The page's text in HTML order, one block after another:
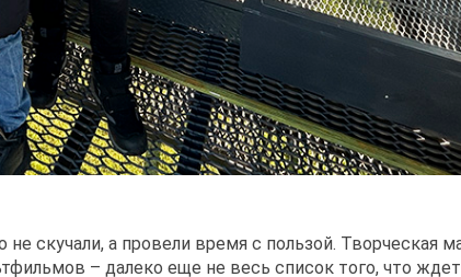
скучали, а провели время с пользой. Творческая
– далеко еще не весь список того, что ждет